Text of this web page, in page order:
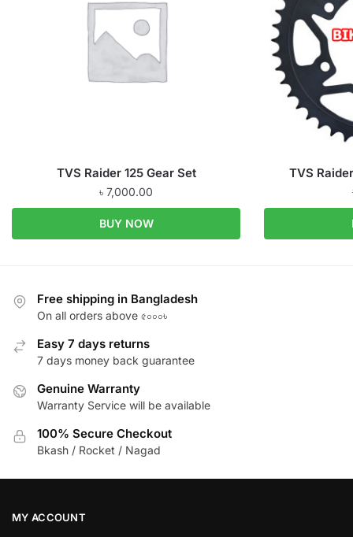
TVS Raider 125 Gear Set
৳ 7,000.00
BUY NOW
TVS
Free shipping in Bangladesh
On all orders above ৫০০০৳
Easy 7 days returns
7 days money back guarantee
Genuine Warranty
Warranty Service will be available
100% Secure Checkout
Bkash / Rocket / Nagad
MY ACCOUNT